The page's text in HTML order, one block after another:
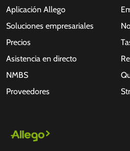
Aplicación Allego
Soluciones empresariales
Precios
Asistencia en directo
NMBS
Proveedores